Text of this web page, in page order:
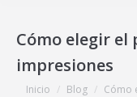
Cómo elegir el
impresiones
Estás aquí:
Inicio Blog Cómo